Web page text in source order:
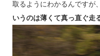
取るようにわかるんですが、
いうのは薄くて真っ直ぐ走